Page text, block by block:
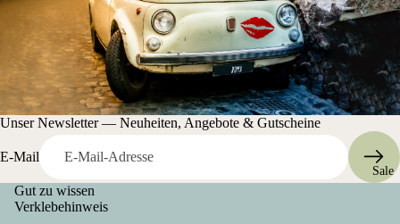
Sale
Unser Newsletter — Neuheiten, Angebote & Gutscheine
E-Mail
Gut zu wissen
Verklebehinweis